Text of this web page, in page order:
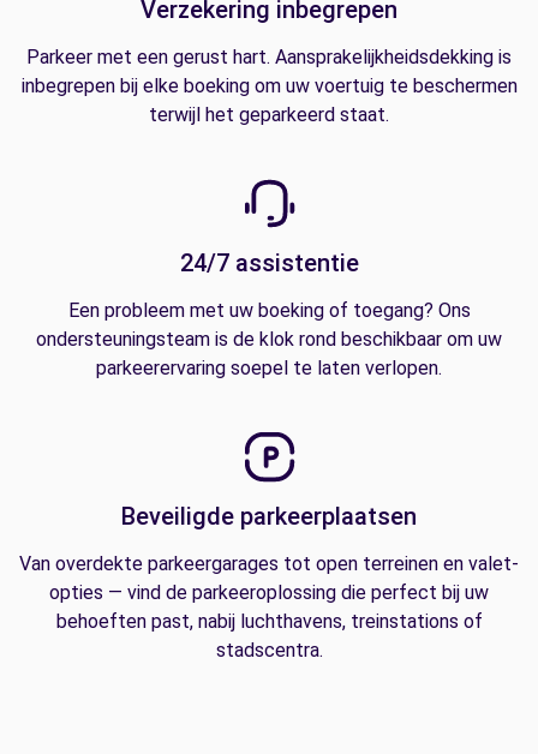
Verzekering inbegrepen
Parkeer met een gerust hart. Aansprakelijkheidsdekking is
inbegrepen bij elke boeking om uw voertuig te beschermen
terwijl het geparkeerd staat.
24/7 assistentie
Een probleem met uw boeking of toegang? Ons
ondersteuningsteam is de klok rond beschikbaar om uw
parkeerervaring soepel te laten verlopen.
Beveiligde parkeerplaatsen
Van overdekte parkeergarages tot open terreinen en valet-
opties — vind de parkeeroplossing die perfect bij uw
behoeften past, nabij luchthavens, treinstations of
stadscentra.